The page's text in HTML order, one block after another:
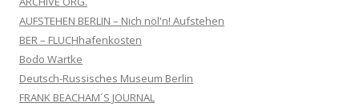
AUFSTEHEN BERLIN – Nich nöl'n! Aufstehen
BER – FLUCHhafenkosten
Bodo Wartke
Deutsch-Russisches Museum Berlin
FRANK BEACHAM´S JOURNAL